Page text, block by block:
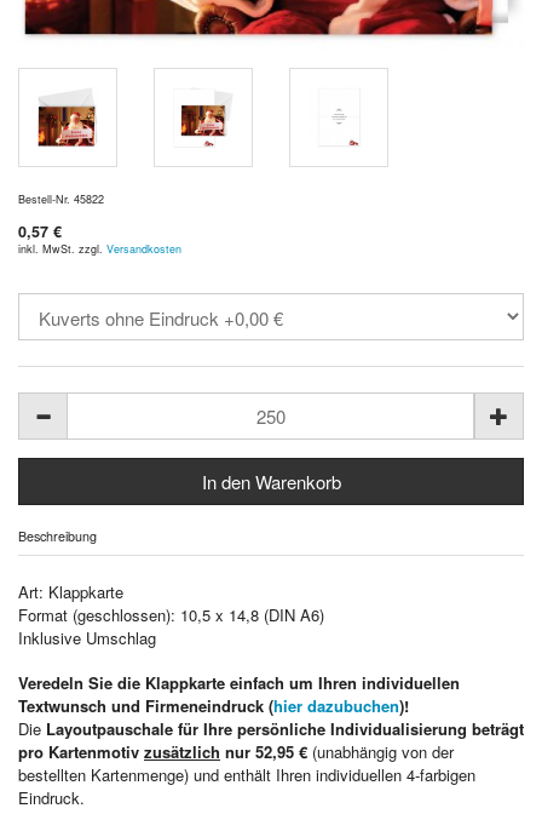
Bestell-Nr. 45822
0,57 €
inkl. MwSt. zzgl. Versandkosten
Beschreibung
Art: Klappkarte
Format (geschlossen): 10,5 x 14,8 (DIN A6)
Inklusive Umschlag
Veredeln Sie die Klappkarte einfach um Ihren individuellen
Textwunsch und Firmeneindruck (hier dazubuchen)!
Die Layoutpauschale für Ihre persönliche Individualisierung beträgt
pro Kartenmotiv zusätzlich nur 52,95 € (unabhängig von der
bestellten Kartenmenge) und enthält Ihren individuellen 4-farbigen
Eindruck.